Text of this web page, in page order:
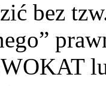
bez